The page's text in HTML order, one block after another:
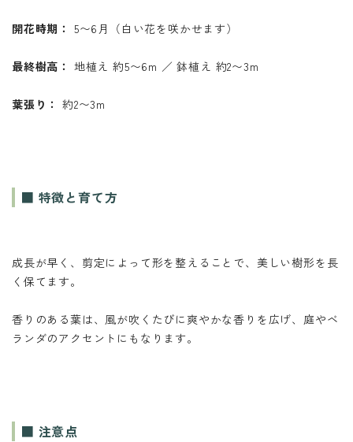
開花時期： 5〜6月（白い花を咲かせます）
最終樹高： 地植え 約5〜6m ／ 鉢植え 約2〜3m
葉張り： 約2〜3m
■ 特徴と育て方
成長が早く、剪定によって形を整えることで、美しい樹形を長
く保てます。
香りのある葉は、風が吹くたびに爽やかな香りを広げ、庭やベ
ランダのアクセントにもなります。
■ 注意点